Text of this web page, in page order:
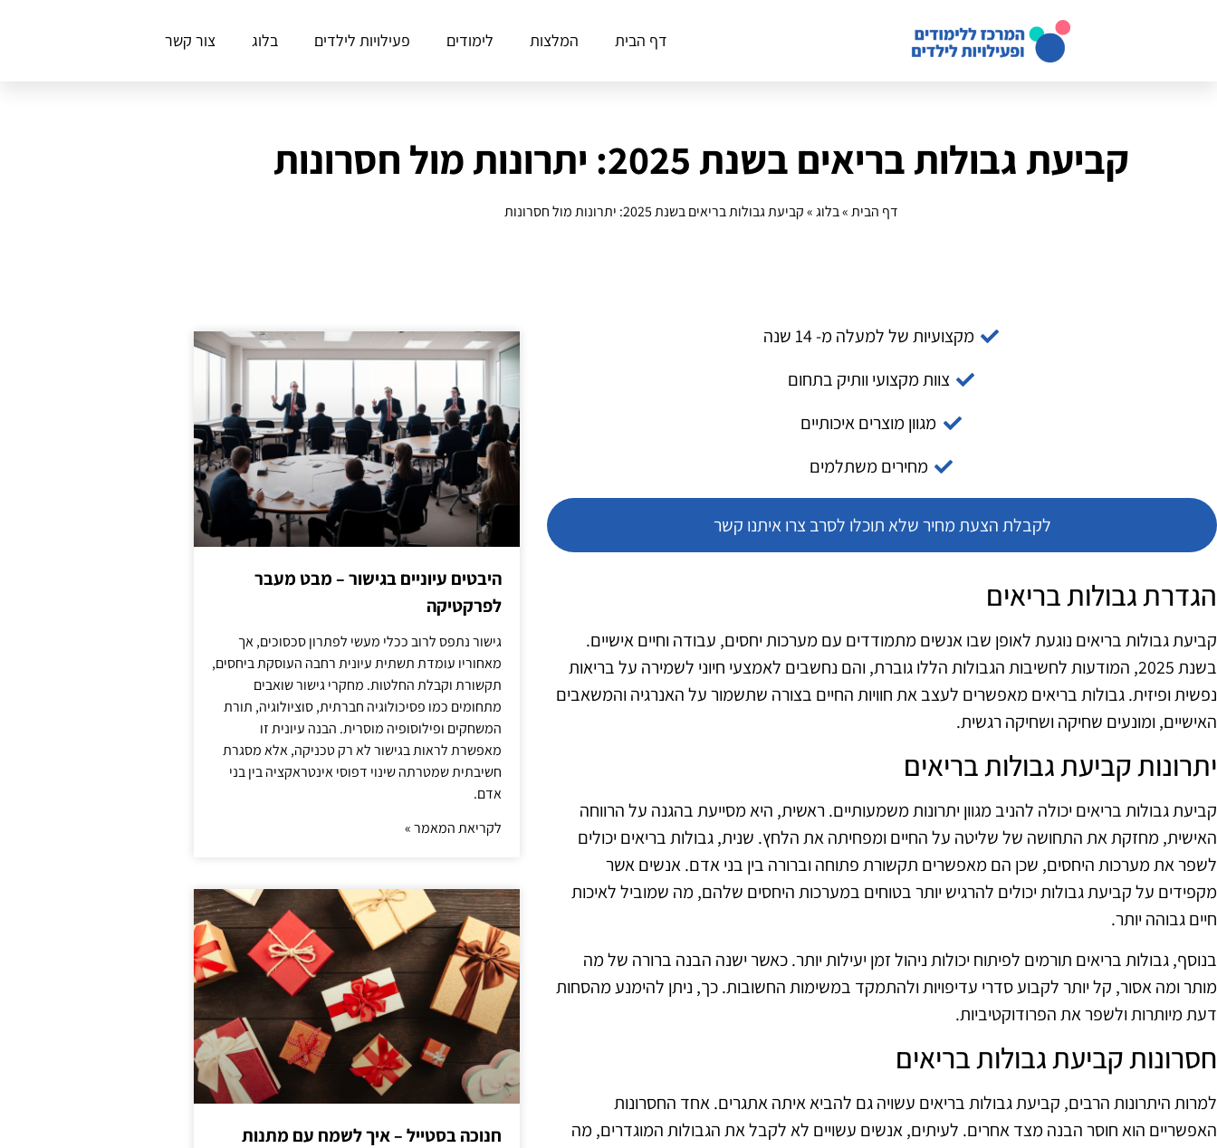
דף הבית המלצות לימודים פעילויות לילדים בלוג צור קשר
קביעת גבולות בריאים בשנת 2025: יתרונות מול חסרונות
דף הבית»בלוג»קביעת גבולות בריאים בשנת 2025: יתרונות מול חסרונות
מקצועיות של למעלה מ- 14 שנה
צוות מקצועי וותיק בתחום
מגוון מוצרים איכותיים
מחירים משתלמים
לקבלת הצעת מחיר שלא תוכלו לסרב צרו איתנו קשר
הגדרת גבולות בריאים
קביעת גבולות בריאים נוגעת לאופן שבו אנשים מתמודדים עם מערכות יחסים, עבודה וחיים אישיים.
בשנת 2025, המודעות לחשיבות הגבולות הללו גוברת, והם נחשבים לאמצעי חיוני לשמירה על בריאות
נפשית ופיזית. גבולות בריאים מאפשרים לעצב את חוויות החיים בצורה שתשמור על האנרגיה והמשאבים
האישיים, ומונעים שחיקה ושחיקה רגשית.
יתרונות קביעת גבולות בריאים
קביעת גבולות בריאים יכולה להניב מגוון יתרונות משמעותיים. ראשית, היא מסייעת בהגנה על הרווחה
האישית, מחזקת את התחושה של שליטה על החיים ומפחיתה את הלחץ. שנית, גבולות בריאים יכולים
לשפר את מערכות היחסים, שכן הם מאפשרים תקשורת פתוחה וברורה בין בני אדם. אנשים אשר
מקפידים על קביעת גבולות יכולים להרגיש יותר בטוחים במערכות היחסים שלהם, מה שמוביל לאיכות
חיים גבוהה יותר.
בנוסף, גבולות בריאים תורמים לפיתוח יכולות ניהול זמן יעילות יותר. כאשר ישנה הבנה ברורה של מה
מותר ומה אסור, קל יותר לקבוע סדרי עדיפויות ולהתמקד במשימות החשובות. כך, ניתן להימנע מהסחות
דעת מיותרות ולשפר את הפרודוקטיביות.
חסרונות קביעת גבולות בריאים
למרות היתרונות הרבים, קביעת גבולות בריאים עשויה גם להביא איתה אתגרים. אחד החסרונות
האפשריים הוא חוסר הבנה מצד אחרים. לעיתים, אנשים עשויים לא לקבל את הגבולות המוגדרים, מה
היבטים עיוניים בגישור – מבט מעבר
לפרקטיקה
גישור נתפס לרוב ככלי מעשי לפתרון סכסוכים, אך
מאחוריו עומדת תשתית עיונית רחבה העוסקת ביחסים,
תקשורת וקבלת החלטות. מחקרי גישור שואבים
מתחומים כמו פסיכולוגיה חברתית, סוציולוגיה, תורת
המשחקים ופילוסופיה מוסרית. הבנה עיונית זו
מאפשרת לראות בגישור לא רק טכניקה, אלא מסגרת
חשיבתית שמטרתה שינוי דפוסי אינטראקציה בין בני
אדם.
לקריאת המאמר »
חנוכה בסטייל – איך לשמח עם מתנות